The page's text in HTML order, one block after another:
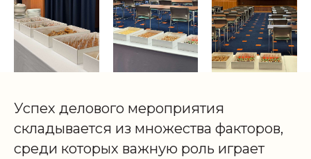
Успех делового мероприятия
складывается из множества факторов,
среди которых важную роль играет